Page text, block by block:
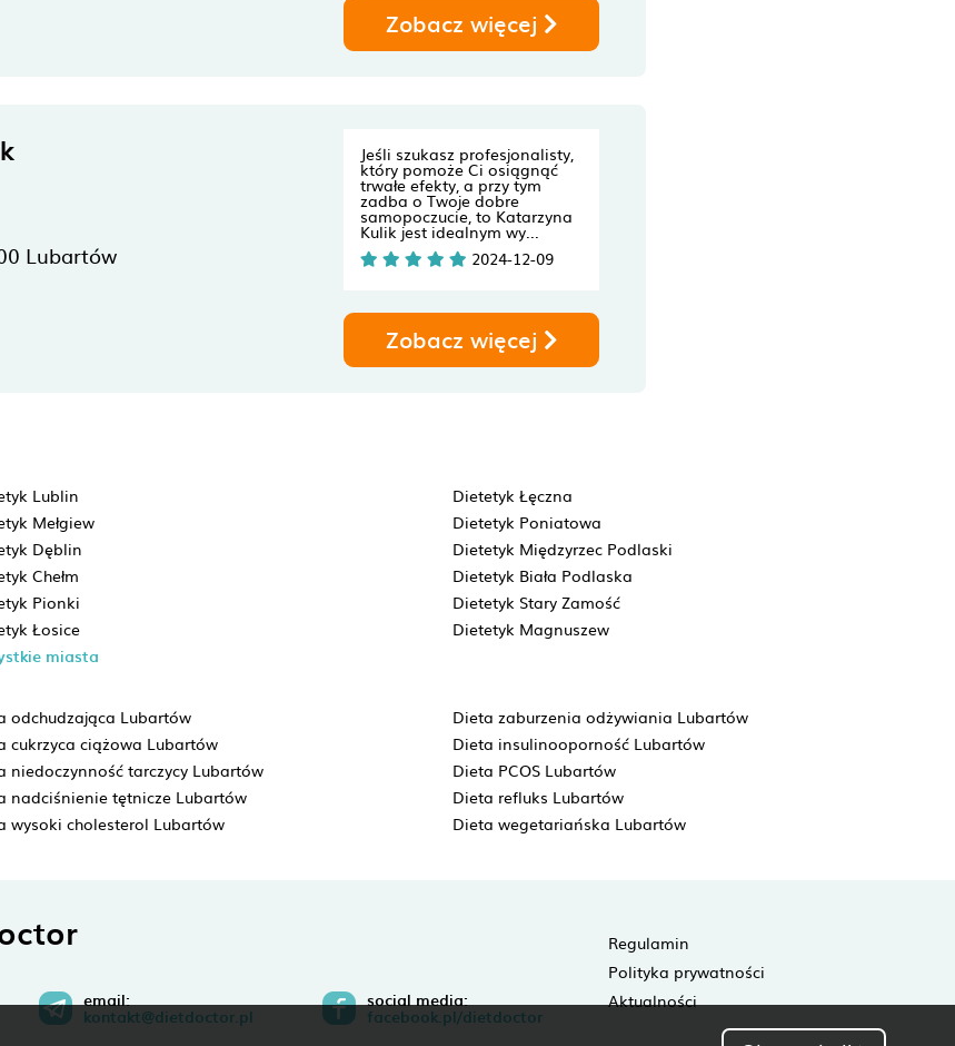
Zobacz więcej
Lubartów
Jeśli szukasz profesjonalisty,
który pomoże Ci osiągnąć
trwałe efekty, a przy tym
zadba o Twoje dobre
samopoczucie, to Katarzyna
Kulik jest idealnym wy...
2024-12-09
Zobacz więcej
Lublin
Dietetyk Łęczna
Mełgiew
Dietetyk Poniatowa
Dęblin
Dietetyk Międzyrzec Podlaski
Chełm
Dietetyk Biała Podlaska
Pionki
Dietetyk Stary Zamość
Łosice
Dietetyk Magnuszew
miasta
odchudzająca Lubartów
Dieta zaburzenia odżywiania Lubartów
cukrzyca ciążowa Lubartów
Dieta insulinooporność Lubartów
niedoczynność tarczycy Lubartów
Dieta PCOS Lubartów
nadciśnienie tętnicze Lubartów
Dieta refluks Lubartów
wysoki cholesterol Lubartów
Dieta wegetariańska Lubartów
email:
kontakt@dietdoctor.pl
social media:
facebook.pl/dietdoctor
Regulamin
Polityka prywatności
Aktualności